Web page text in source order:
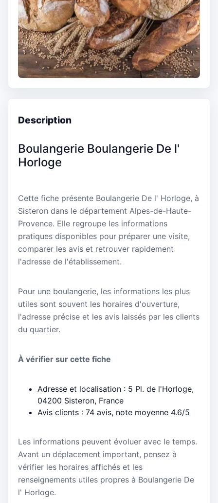
Description
Boulangerie Boulangerie De l'
Horloge
Cette fiche présente Boulangerie De l' Horloge, à
Sisteron dans le département Alpes-de-Haute-
Provence. Elle regroupe les informations
pratiques disponibles pour préparer une visite,
comparer les avis et retrouver rapidement
l'adresse de l'établissement.
Pour une boulangerie, les informations les plus
utiles sont souvent les horaires d'ouverture,
l'adresse précise et les avis laissés par les clients
du quartier.
À vérifier sur cette fiche
Adresse et localisation : 5 Pl. de l'Horloge,
04200 Sisteron, France
Avis clients : 74 avis, note moyenne 4.6/5
Les informations peuvent évoluer avec le temps.
Avant un déplacement important, pensez à
vérifier les horaires affichés et les
renseignements utiles propres à Boulangerie De
l' Horloge.